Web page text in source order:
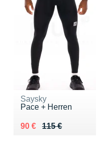
Saysky
Pace + Herren
115 €
Au lieu de 115 €
90 €
Vendu 90 €